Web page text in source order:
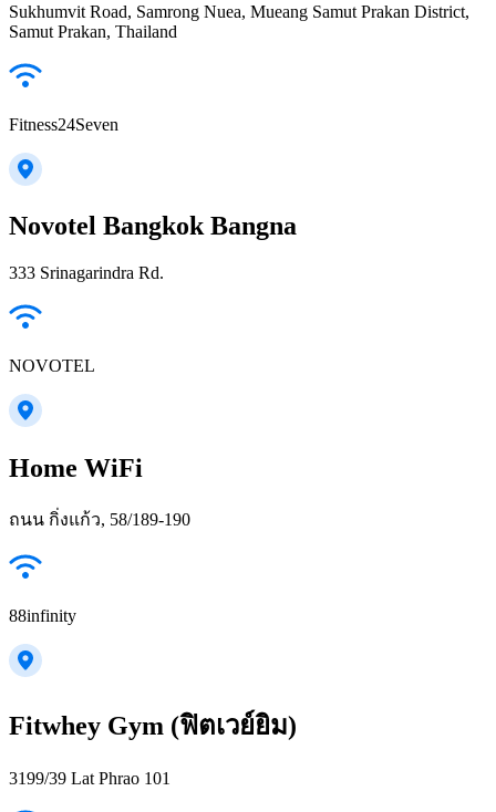
Sukhumvit Road, Samrong Nuea, Mueang Samut Prakan District,
Samut Prakan, Thailand
Fitness24Seven
Novotel Bangkok Bangna
333 Srinagarindra Rd.
NOVOTEL
Home WiFi
ถนน กิ่งแก้ว, 58/189-190
88infinity
Fitwhey Gym (ฟิตเวย์ยิม)
3199/39 Lat Phrao 101